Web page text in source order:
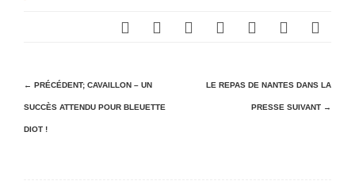
N
a
v
← PRÉCÉDENT; CAVAILLON – UN
SUCCÈS ATTENDU POUR BLEUETTE
DIOT !
LE REPAS DE NANTES DANS LA
PRESSE SUIVANT →